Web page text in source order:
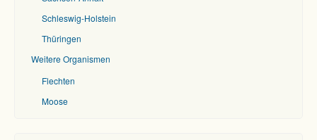
Schleswig-Holstein
Thüringen
Weitere Organismen
Flechten
Moose